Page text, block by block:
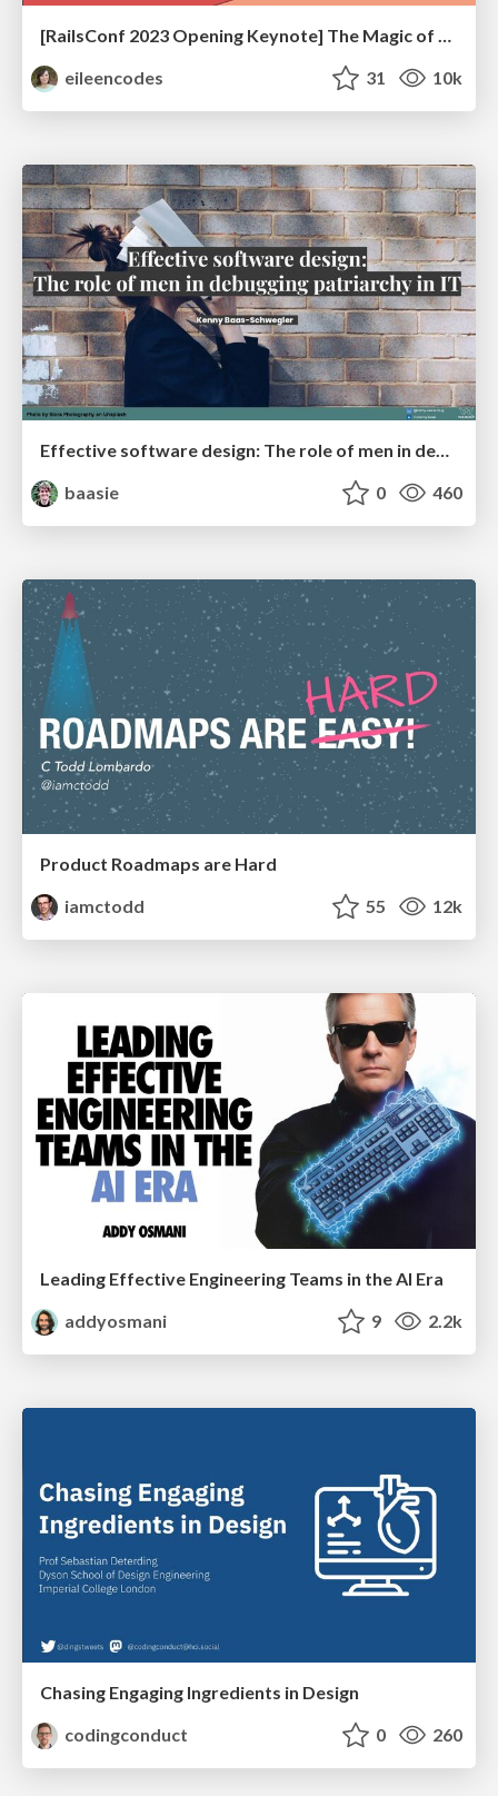
[RailsConf 2023 Opening Keynote] The Magic of Rails
eileencodes
31 10k
Effective software design: The role of men in debugging patriarchy in IT @ Voxxed Days AMS
baasie
0 460
Product Roadmaps are Hard
iamctodd
55 12k
Leading Effective Engineering Teams in the AI Era
addyosmani
9 2.2k
Chasing Engaging Ingredients in Design
codingconduct
0 260